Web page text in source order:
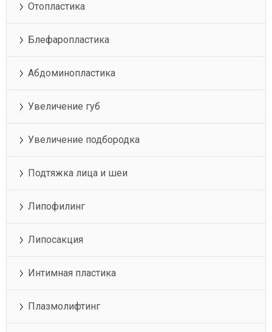
Отопластика
Блефаропластика
Абдоминопластика
Увеличение губ
Увеличение подбородка
Подтяжка лица и шеи
Липофилинг
Липосакция
Интимная пластика
Плазмолифтинг